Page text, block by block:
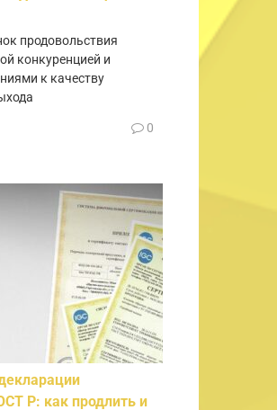
продовольствия
конкуренцией и
к качеству
0
Р: как продлить и